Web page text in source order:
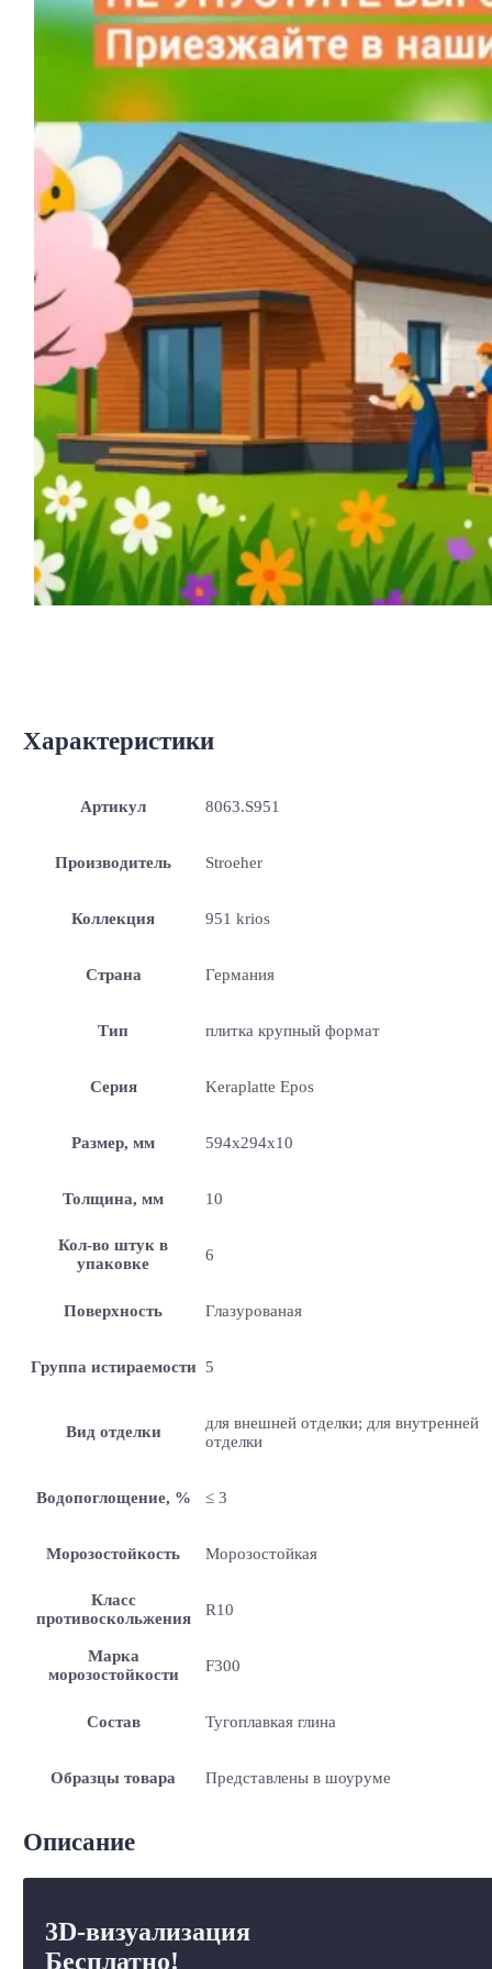
Характеристики
Артикул 8063.S951
Производитель Stroeher
Коллекция 951 krios
Страна Германия
Тип плитка крупный формат
Серия Keraplatte Epos
Размер, мм 594x294x10
Толщина, мм 10
Кол-во штук в
упаковке
6
Поверхность Глазурованая
Группа истираемости 5
Вид отделки
для внешней отделки; для внутренней
отделки
Водопоглощение, % ≤ 3
Морозостойкость Морозостойкая
Класс
противоскольжения
R10
Марка
морозостойкости
F300
Состав Тугоплавкая глина
Образцы товара Представлены в шоуруме
Описание
3D-визуализация
Бесплатно!